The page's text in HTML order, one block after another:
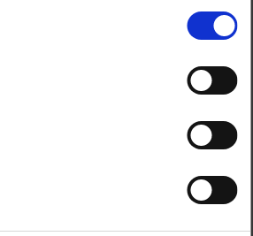
om e-Boks.
der bygger på åbne